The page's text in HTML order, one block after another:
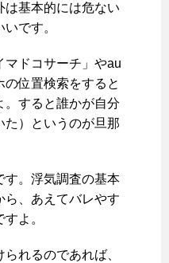
は基本的には危ない
です。
マドコサーチ」やau
位置検索をすると
。すると誰かが自分
た）というのが旦那
す。浮気調査の基本
ら、あえてバレやす
よ。
れるのであれば、